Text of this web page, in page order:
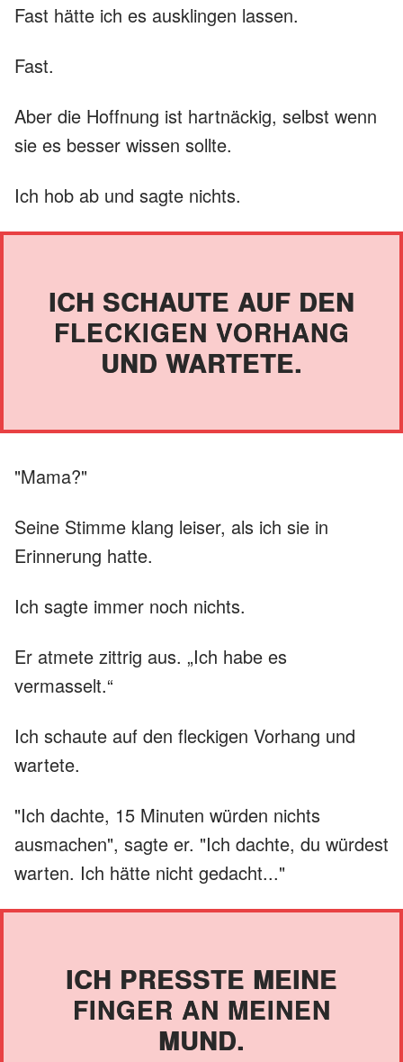
Fast hätte ich es ausklingen lassen.
Fast.
Aber die Hoffnung ist hartnäckig, selbst wenn
sie es besser wissen sollte.
Ich hob ab und sagte nichts.
ICH SCHAUTE AUF DEN
FLECKIGEN VORHANG
UND WARTETE.
"Mama?"
Seine Stimme klang leiser, als ich sie in
Erinnerung hatte.
Ich sagte immer noch nichts.
Er atmete zittrig aus. „Ich habe es
vermasselt.“
Ich schaute auf den fleckigen Vorhang und
wartete.
"Ich dachte, 15 Minuten würden nichts
ausmachen", sagte er. "Ich dachte, du würdest
warten. Ich hätte nicht gedacht..."
ICH PRESSTE MEINE
FINGER AN MEINEN
MUND.